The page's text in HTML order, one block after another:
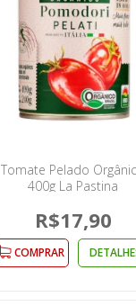
Tomate Pelado
400g La Pastina
R$17,90
COMPRAR